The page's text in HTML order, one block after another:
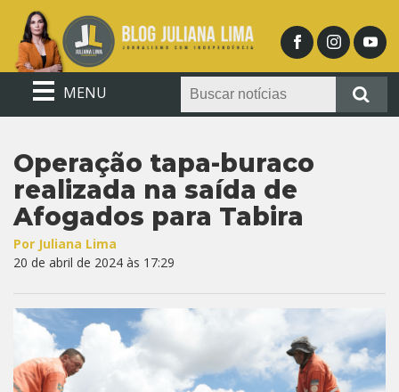
MENU
Operação tapa-buraco
realizada na saída de
Afogados para Tabira
Por Juliana Lima
20 de abril de 2024 às 17:29